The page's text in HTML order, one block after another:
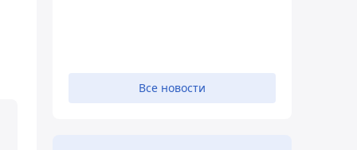
Все новости